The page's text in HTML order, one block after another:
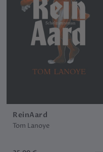
ReinAard
Tom Lanoye